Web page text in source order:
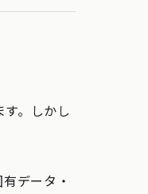
。しかし
データ・